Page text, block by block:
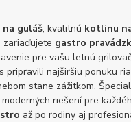
guláš, kvalitnú kotlinu
zariaďujete gastro
pre vašu letnú
pripravili najširšiu ponuku
stane zážitkom.
riešení pre
až po rodiny aj